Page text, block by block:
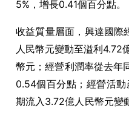
5%，增長0.41個百分點。
收益質量層面，興達國際
人民幣元變動至溢利4.72
幣元；經營利潤率從去年
0.54個百分點；經營活
期流入3.72億人民幣元變